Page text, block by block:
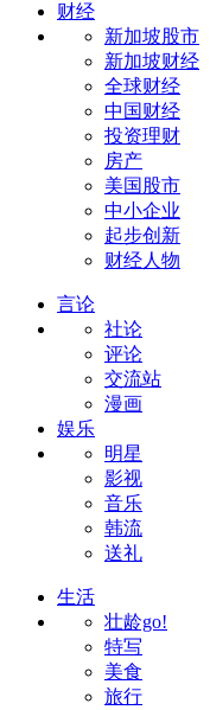
财经
新加坡股市
新加坡财经
全球财经
中国财经
投资理财
房产
美国股市
中小企业
起步创新
财经人物
言论
社论
评论
交流站
漫画
娱乐
明星
影视
音乐
韩流
送礼
生活
壮龄go!
特写
美食
旅行